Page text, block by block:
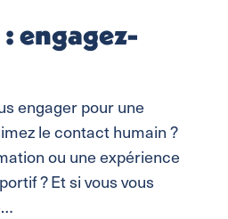
engagez-
engager pour une
le contact humain ?
ou une expérience
? Et si vous vous